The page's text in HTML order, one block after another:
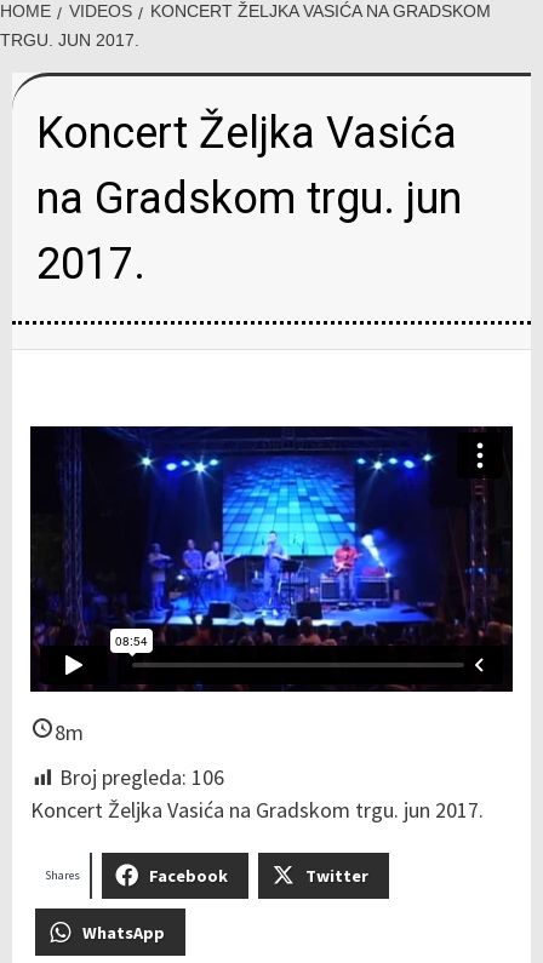
HOME VIDEOS
KONCERT ŽELJKA VASIĆA NA GRADSKOM
TRGU. JUN 2017.
Koncert Željka Vasića
na Gradskom trgu. jun
2017.
8m
Broj pregleda: 106
Koncert Željka Vasića na Gradskom trgu. jun 2017.
Facebook Twitter
WhatsApp
Shares